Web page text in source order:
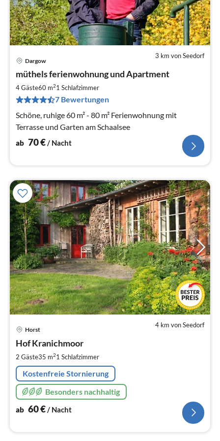
3 km von Seedorf
Dargow
müthels ferienwohnung und Apartment
4 Gäste60 m21 Schlafzimmer
7 Bewertungen
Schöne, ruhige 60 m² - 80 m² Ferienwohnung mit
Terrasse und Garten am Schaalsee
ab 70€/ Nacht
4 km von Seedorf
Horst
Hof Kranichmoor
2 Gäste35 m21 Schlafzimmer
Kostenfreie Stornierung
Besonders nachhaltig
ab 60€/ Nacht